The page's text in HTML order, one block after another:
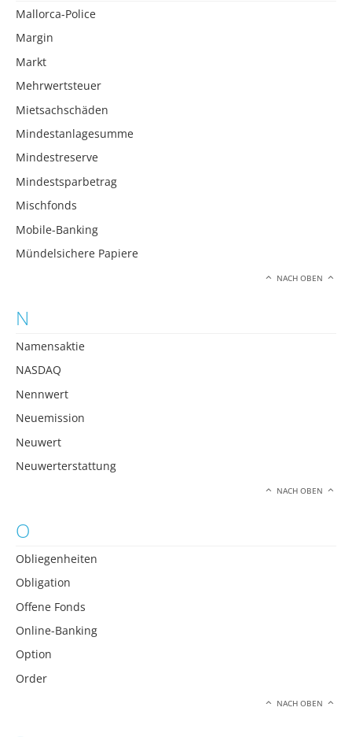
Mallorca-Police
Margin
Markt
Mehrwertsteuer
Mietsachschäden
Mindestanlagesumme
Mindestreserve
Mindestsparbetrag
Mischfonds
Mobile-Banking
Mündelsichere Papiere
NACH OBEN
N
Namensaktie
NASDAQ
Nennwert
Neuemission
Neuwert
Neuwerterstattung
NACH OBEN
O
Obliegenheiten
Obligation
Offene Fonds
Online-Banking
Option
Order
NACH OBEN